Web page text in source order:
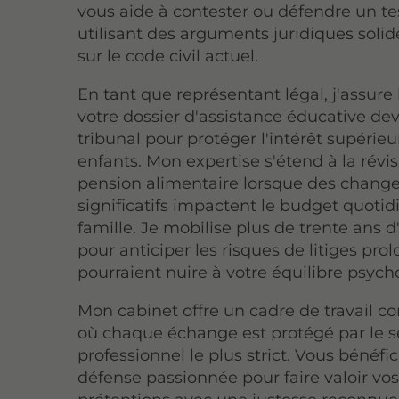
vous aide à contester ou défendre un
utilisant des arguments juridiques
sur le code civil actuel.
En tant que représentant légal, j'assure
votre dossier d'assistance éducative
tribunal pour protéger l'intérêt
enfants. Mon expertise s'étend à la
pension alimentaire lorsque des
significatifs impactent le budget
famille. Je mobilise plus de trente ans
pour anticiper les risques de litiges
pourraient nuire à votre équilibre
Mon cabinet offre un cadre de travail
où chaque échange est protégé par le
professionnel le plus strict. Vous
défense passionnée pour faire valoir vos